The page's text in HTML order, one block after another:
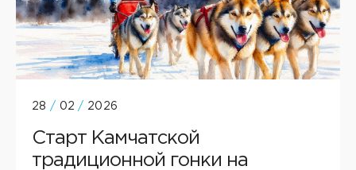
28 / 02 / 2026
Старт Камчатской
традиционной гонки на